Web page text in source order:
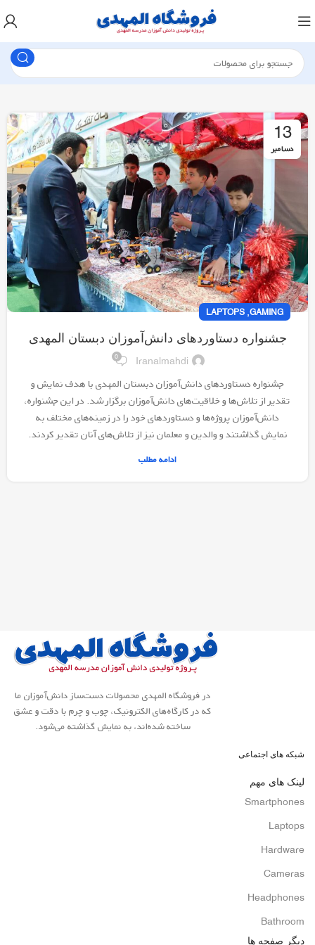
13
دسامبر
GAMING
,
LAPTOPS
جشنواره دستاوردهای دانش‌آموزان دبستان المهدی
Iranalmahdi
0
جشنواره دستاوردهای دانش‌آموزان دبستان المهدی با هدف نمایش و
تقدیر از تلاش‌ها و خلاقیت‌های دانش‌آموزان برگزار شد. در این جشنواره،
دانش‌آموزان پروژه‌ها و دستاوردهای خود را در زمینه‌های مختلف به
نمایش گذاشتند و والدین و معلمان نیز از تلاش‌های آنان تقدیر کردند.
ادامه مطلب
در فروشگاه المهدی محصولات دست‌ساز دانش‌آموزان ما
که در کارگاه‌های الکترونیک، چوب و چرم با دقت و عشق
ساخته شده‌اند، به نمایش گذاشته می‌شود.
شبکه های اجتماعی
لینک های مهم
Smartphones
Laptops
Hardware
Cameras
Headphones
Bathroom
دیگر صفحه ها